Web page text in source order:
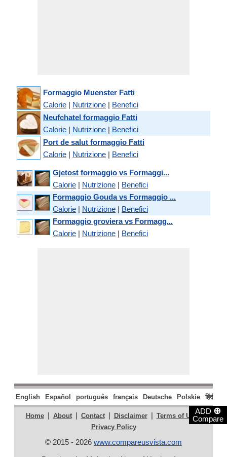
ADD ⊕
Compare
Formaggio Muenster Fatti
Calorie | Nutrizione | Benefici
Neufchatel formaggio Fatti
Calorie | Nutrizione | Benefici
Port de salut formaggio Fatti
Calorie | Nutrizione | Benefici
Gjetost formaggio vs Formaggi...
Calorie | Nutrizione | Benefici
Formaggio Gouda vs Formaggio ...
Calorie | Nutrizione | Benefici
Formaggio groviera vs Formagg...
Calorie | Nutrizione | Benefici
English Español português français Deutsche Polskie हिंदी
Home | About | Contact | Disclaimer | Terms of Use |
Privacy Policy
© 2015 - 2026 www.compareusvista.com